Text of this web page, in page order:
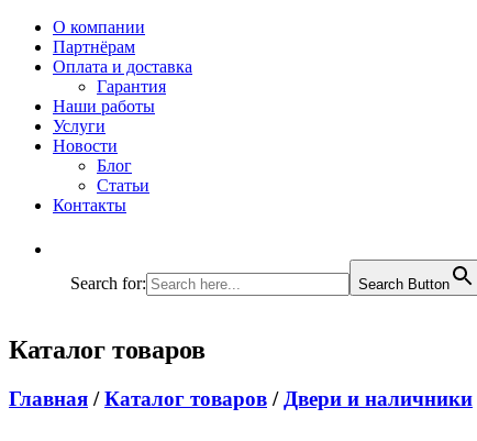
О компании
Партнёрам
Оплата и доставка
Гарантия
Наши работы
Услуги
Новости
Блог
Статьи
Контакты
Search for: Search Button
Каталог товаров
Главная /Каталог товаров / Двери и наличники